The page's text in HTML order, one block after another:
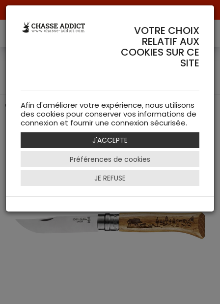
Couteau Opinel Animalia
Couteau Animalia Sanglier de chez Opinel
VOTRE CHOIX
RELATIF AUX
COOKIES SUR CE
SITE
Afin d'améliorer votre expérience, nous utilisons
des cookies pour conserver vos informations de
connexion et fournir une connexion sécurisée.
J'ACCEPTE
Préférences de cookies
JE REFUSE